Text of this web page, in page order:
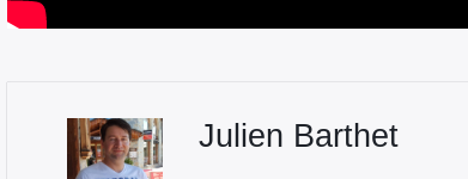
Julien Barthet